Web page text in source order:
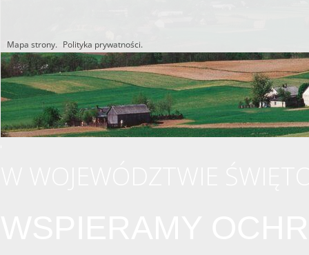
Mapa strony. Polityka prywatności.
Utworzono przez W.S.ds.ITM & P